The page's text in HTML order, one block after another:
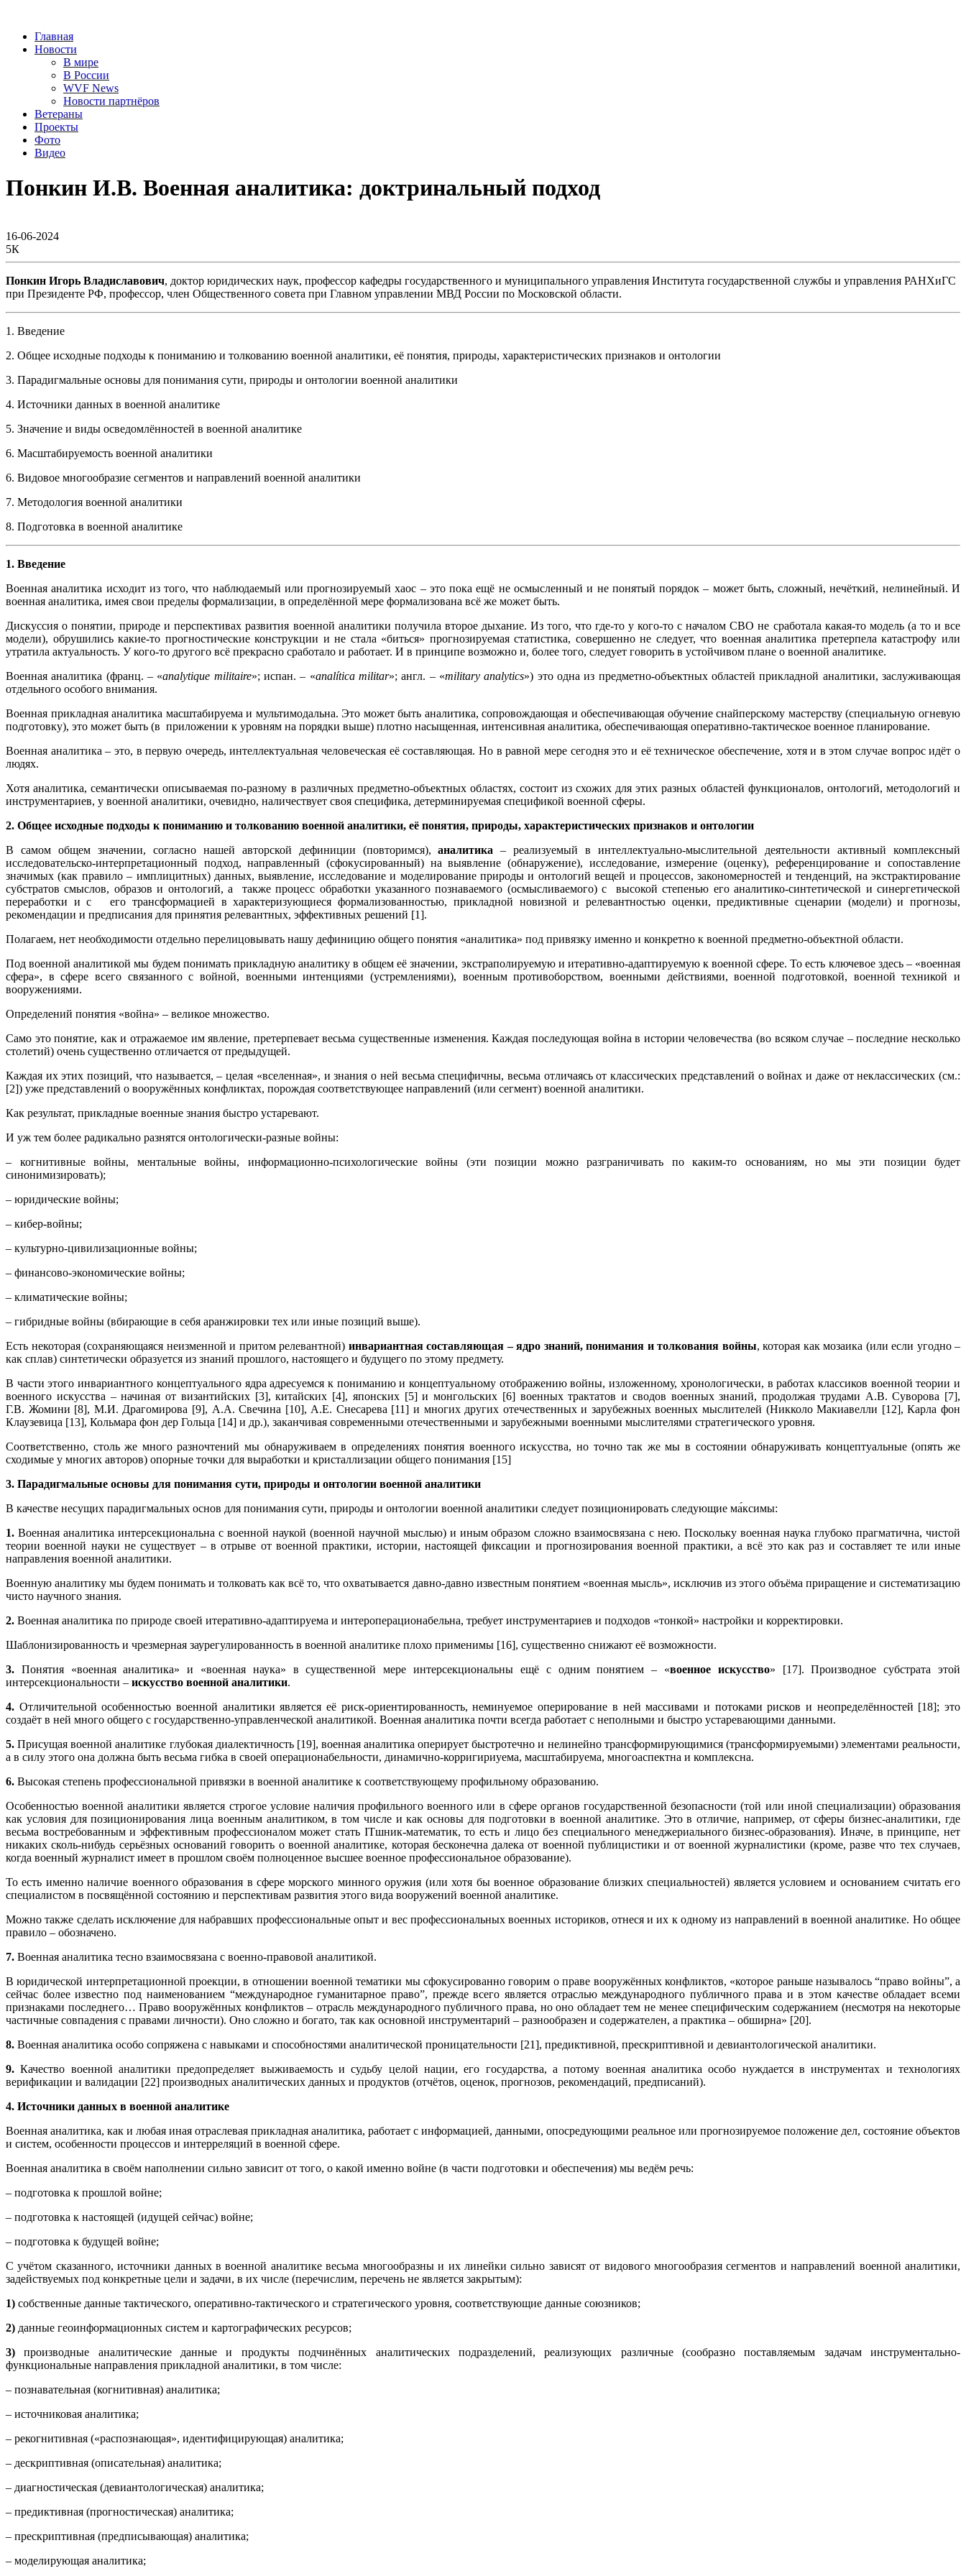
Главная
Новости
В мире
В России
WVF News
Новости партнёров
Ветераны
Проекты
Фото
Видео
Понкин И.В. Военная аналитика: доктринальный подход
16-06-2024
5К
Понкин Игорь Владиславович, доктор юридических наук, профессор кафедры государственного и муниципального управления Института государственной службы и управления РАНХиГС
при Президенте РФ, профессор, член Общественного совета при Главном управлении МВД России по Московской области.
1. Введение
2. Общее исходные подходы к пониманию и толкованию военной аналитики, её понятия, природы, характеристических признаков и онтологии
3. Парадигмальные основы для понимания сути, природы и онтологии военной аналитики
4. Источники данных в военной аналитике
5. Значение и виды осведомлённостей в военной аналитике
6. Масштабируемость военной аналитики
6. Видовое многообразие сегментов и направлений военной аналитики
7. Методология военной аналитики
8. Подготовка в военной аналитике
1. Введение
Военная аналитика исходит из того, что наблюдаемый или прогнозируемый хаос – это пока ещё не осмысленный и не понятый порядок – может быть, сложный, нечёткий, нелинейный. И
военная аналитика, имея свои пределы формализации, в определённой мере формализована всё же может быть.
Дискуссия о понятии, природе и перспективах развития военной аналитики получила второе дыхание. Из того, что где-то у кого-то с началом СВО не сработала какая-то модель (а то и все
модели), обрушились какие-то прогностические конструкции и не стала «биться» прогнозируемая статистика, совершенно не следует, что военная аналитика претерпела катастрофу или
утратила актуальность. У кого-то другого всё прекрасно сработало и работает. И в принципе возможно и, более того, следует говорить в устойчивом плане о военной аналитике.
Военная аналитика (франц. – «analytique militaire»; испан. – «analítica militar»; англ. – «military analytics») это одна из предметно-объектных областей прикладной аналитики, заслуживающая
отдельного особого внимания.
Военная прикладная аналитика масштабируема и мультимодальна. Это может быть аналитика, сопровождающая и обеспечивающая обучение снайперскому мастерству (специальную огневую
подготовку), это может быть (в приложении к уровням на порядки выше) плотно насыщенная, интенсивная аналитика, обеспечивающая оперативно-тактическое военное планирование.
Военная аналитика – это, в первую очередь, интеллектуальная человеческая её составляющая. Но в равной мере сегодня это и её техническое обеспечение, хотя и в этом случае вопрос идёт о
людях.
Хотя аналитика, семантически описываемая по-разному в различных предметно-объектных областях, состоит из схожих для этих разных областей функционалов, онтологий, методологий и
инструментариев, у военной аналитики, очевидно, наличествует своя специфика, детерминируемая спецификой военной сферы.
2. Общее исходные подходы к пониманию и толкованию военной аналитики, её понятия, природы, характеристических признаков и онтологии
В самом общем значении, согласно нашей авторской дефиниции (повторимся),аналитика – реализуемый в интеллектуально-мыслительной деятельности активный комплексный
исследовательско-интерпретационный подход, направленный (сфокусированный) на выявление (обнаружение), исследование, измерение (оценку), референцирование и сопоставление
значимых (как правило – имплицитных) данных, выявление, исследование и моделирование природы и онтологий вещей и процессов, закономерностей и тенденций, на экстрактирование
субстратов смыслов, образов и онтологий, а также процесс обработки указанного познаваемого (осмысливаемого) с высокой степенью его аналитико-синтетической и синергетической
переработки и с его трансформацией в характеризующиеся формализованностью, прикладной новизной и релевантностью оценки, предиктивные сценарии (модели) и прогнозы,
рекомендации и предписания для принятия релевантных, эффективных решений [1].
Полагаем, нет необходимости отдельно перелицовывать нашу дефиницию общего понятия «аналитика» под привязку именно и конкретно к военной предметно-объектной области.
Под военной аналитикой мы будем понимать прикладную аналитику в общем её значении, экстраполируемую и итеративно-адаптируемую к военной сфере. То есть ключевое здесь – «военная
сфера», в сфере всего связанного с войной, военными интенциями (устремлениями), военным противоборством, военными действиями, военной подготовкой, военной техникой и
вооружениями.
Определений понятия «война» – великое множество.
Само это понятие, как и отражаемое им явление, претерпевает весьма существенные изменения. Каждая последующая война в истории человечества (во всяком случае – последние несколько
столетий) очень существенно отличается от предыдущей.
Каждая их этих позиций, что называется, – целая «вселенная», и знания о ней весьма специфичны, весьма отличаясь от классических представлений о войнах и даже от неклассических (см.:
[2]) уже представлений о вооружённых конфликтах, порождая соответствующее направлений (или сегмент) военной аналитики.
Как результат, прикладные военные знания быстро устаревают.
И уж тем более радикально разнятся онтологически-разные войны:
– когнитивные войны, ментальные войны, информационно-психологические войны (эти позиции можно разграничивать по каким-то основаниям, но мы эти позиции будет
синонимизировать);
– юридические войны;
– кибер-войны;
– культурно-цивилизационные войны;
– финансово-экономические войны;
– климатические войны;
– гибридные войны (вбирающие в себя аранжировки тех или иные позиций выше).
Есть некоторая (сохраняющаяся неизменной и притом релевантной) инвариантная составляющая – ядро знаний, понимания и толкования войны, которая как мозаика (или если угодно –
как сплав) синтетически образуется из знаний прошлого, настоящего и будущего по этому предмету.
В части этого инвариантного концептуального ядра адресуемся к пониманию и концептуальному отображению войны, изложенному, хронологически, в работах классиков военной теории и
военного искусства – начиная от византийских [3], китайских [4], японских [5] и монгольских [6] военных трактатов и сводов военных знаний, продолжая трудами А.В. Суворова [7],
Г.В. Жомини [8], М.И. Драгомирова [9], А.А. Свечина [10], А.Е. Снесарева [11] и многих других отечественных и зарубежных военных мыслителей (Никколо Макиавелли [12], Карла фон
Клаузевица [13], Кольмара фон дер Гольца [14] и др.), заканчивая современными отечественными и зарубежными военными мыслителями стратегического уровня.
Соответственно, столь же много разночтений мы обнаруживаем в определениях понятия военного искусства, но точно так же мы в состоянии обнаруживать концептуальные (опять же
сходимые у многих авторов) опорные точки для выработки и кристаллизации общего понимания [15]
3. Парадигмальные основы для понимания сути, природы и онтологии военной аналитики
В качестве несущих парадигмальных основ для понимания сути, природы и онтологии военной аналитики следует позиционировать следующие ма́ксимы:
1. Военная аналитика интерсекциональна с военной наукой (военной научной мыслью) и иным образом сложно взаимосвязана с нею. Поскольку военная наука глубоко прагматична, чистой
теории военной науки не существует – в отрыве от военной практики, истории, настоящей фиксации и прогнозирования военной практики, а всё это как раз и составляет те или иные
направления военной аналитики.
Военную аналитику мы будем понимать и толковать как всё то, что охватывается давно-давно известным понятием «военная мысль», исключив из этого объёма приращение и систематизацию
чисто научного знания.
2. Военная аналитика по природе своей итеративно-адаптируема и интероперационабельна, требует инструментариев и подходов «тонкой» настройки и корректировки.
Шаблонизированность и чрезмерная заурегулированность в военной аналитике плохо применимы [16], существенно снижают её возможности.
3. Понятия «военная аналитика» и «военная наука» в существенной мере интерсекциональны ещё с одним понятием – «военное искусство» [17]. Производное субстрата этой
интерсекциональности – искусство военной аналитики.
4. Отличительной особенностью военной аналитики является её риск-ориентированность, неминуемое оперирование в ней массивами и потоками рисков и неопределённостей [18]; это
создаёт в ней много общего с государственно-управленческой аналитикой. Военная аналитика почти всегда работает с неполными и быстро устаревающими данными.
5.Присущая военной аналитике глубокая диалектичность [19], военная аналитика оперирует быстротечно и нелинейно трансформирующимися (трансформируемыми) элементами реальности,
а в силу этого она должна быть весьма гибка в своей операционабельности, динамично-корригириуема, масштабируема, многоаспектна и комплексна.
6. Высокая степень профессиональной привязки в военной аналитике к соответствующему профильному образованию.
Особенностью военной аналитики является строгое условие наличия профильного военного или в сфере органов государственной безопасности (той или иной специализации) образования
как условия для позиционирования лица военным аналитиком, в том числе и как основы для подготовки в военной аналитике. Это в отличие, например, от сферы бизнес-аналитики, где
весьма востребованным и эффективным профессионалом может стать ITшник-математик, то есть и лицо без специального менеджериального бизнес-образования). Иначе, в принципе, нет
никаких сколь-нибудь серьёзных оснований говорить о военной аналитике, которая бесконечна далека от военной публицистики и от военной журналистики (кроме, разве что тех случаев,
когда военный журналист имеет в прошлом своём полноценное высшее военное профессиональное образование).
То есть именно наличие военного образования в сфере морского минного оружия (или хотя бы военное образование близких специальностей) является условием и основанием считать его
специалистом в посвящённой состоянию и перспективам развития этого вида вооружений военной аналитике.
Можно также сделать исключение для набравших профессиональные опыт и вес профессиональных военных историков, отнеся и их к одному из направлений в военной аналитике. Но общее
правило – обозначено.
7. Военная аналитика тесно взаимосвязана с военно-правовой аналитикой.
В юридической интерпретационной проекции, в отношении военной тематики мы сфокусированно говорим о праве вооружённых конфликтов, «которое раньше называлось “право войны”, а
сейчас более известно под наименованием “международное гуманитарное право”, прежде всего является отраслью международного публичного права и в этом качестве обладает всеми
признаками последнего… Право вооружённых конфликтов – отрасль международного публичного права, но оно обладает тем не менее специфическим содержанием (несмотря на некоторые
частичные совпадения с правами личности). Оно сложно и богато, так как основной инструментарий – разнообразен и содержателен, а практика – обширна» [20].
8. Военная аналитика особо сопряжена с навыками и способностями аналитической проницательности [21], предиктивной, прескриптивной и девиантологической аналитики.
9. Качество военной аналитики предопределяет выживаемость и судьбу целой нации, его государства, а потому военная аналитика особо нуждается в инструментах и технологиях
верификации и валидации [22] производных аналитических данных и продуктов (отчётов, оценок, прогнозов, рекомендаций, предписаний).
4. Источники данных в военной аналитике
Военная аналитика, как и любая иная отраслевая прикладная аналитика, работает с информацией, данными, опосредующими реальное или прогнозируемое положение дел, состояние объектов
и систем, особенности процессов и интерреляций в военной сфере.
Военная аналитика в своём наполнении сильно зависит от того, о какой именно войне (в части подготовки и обеспечения) мы ведём речь:
– подготовка к прошлой войне;
– подготовка к настоящей (идущей сейчас) войне;
– подготовка к будущей войне;
С учётом сказанного, источники данных в военной аналитике весьма многообразны и их линейки сильно зависят от видового многообразия сегментов и направлений военной аналитики,
задействуемых под конкретные цели и задачи, в их числе (перечислим, перечень не является закрытым):
1) собственные данные тактического, оперативно-тактического и стратегического уровня, соответствующие данные союзников;
2) данные геоинформационных систем и картографических ресурсов;
3) производные аналитические данные и продукты подчинённых аналитических подразделений, реализующих различные (сообразно поставляемым задачам инструментально-
функциональные направления прикладной аналитики, в том числе:
– познавательная (когнитивная) аналитика;
– источниковая аналитика;
– рекогнитивная («распознающая», идентифицирующая) аналитика;
– дескриптивная (описательная) аналитика;
– диагностическая (девиантологическая) аналитика;
– предиктивная (прогностическая) аналитика;
– прескриптивная (предписывающая) аналитика;
– моделирующая аналитика;